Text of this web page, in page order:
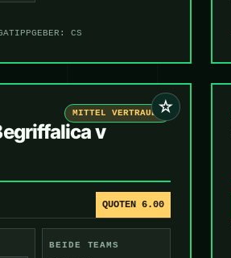
TIPPGEBER: CS
☆
MITTEL VERTRAUEN
v
QUOTEN 6.00
BEIDE TEAMS